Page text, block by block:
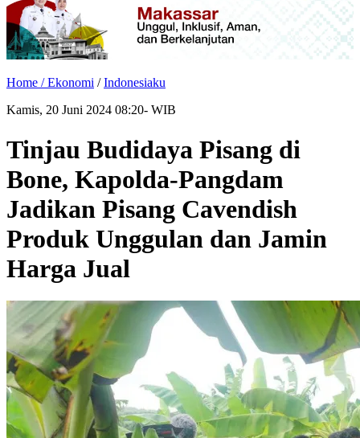
Home /Ekonomi /Indonesiaku
Kamis, 20 Juni 2024 08:20- WIB
Tinjau Budidaya Pisang di
Bone, Kapolda-Pangdam
Jadikan Pisang Cavendish
Produk Unggulan dan Jamin
Harga Jual